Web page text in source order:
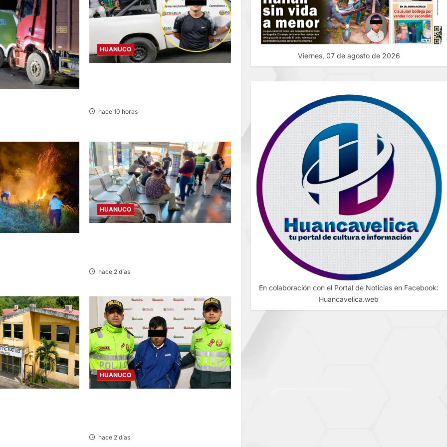
HUANUCO
hace 10 horas
HUANUCO
hace 2 días
HUANUCO
hace 2 días
Viernes, 07 de agosto de 2026
En colaboración con el Portal de Noticias en Facebook:
Huancavelica.web